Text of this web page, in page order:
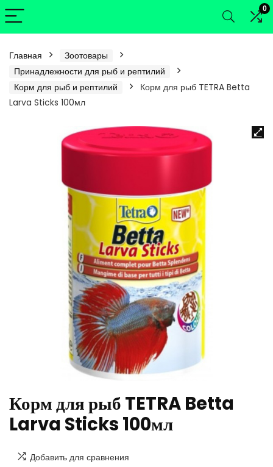
0
Главная
Зоотовары
Принадлежности для рыб и рептилий
Корм для рыб и рептилий
Корм для рыб TETRA Betta
Larva Sticks 100мл
Корм для рыб TETRA Betta
Larva Sticks 100мл
Добавить для сравнения